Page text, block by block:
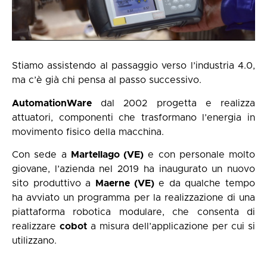
Stiamo assistendo al passaggio verso l’industria 4.0,
ma c’è già chi pensa al passo successivo.
AutomationWare dal 2002 progetta e realizza
attuatori, componenti che trasformano l’energia in
movimento fisico della macchina.
Con sede a Martellago (VE) e con personale molto
giovane, l’azienda nel 2019 ha inaugurato un nuovo
sito produttivo a
Maerne (VE)e da qualche tempo
ha avviato un programma per la realizzazione di una
piattaforma robotica modulare, che consenta di
realizzare cobota misura dell’applicazione per cui si
utilizzano.